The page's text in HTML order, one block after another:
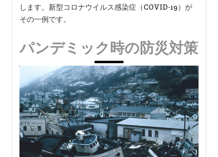
します。新型コロナウイルス感染症（COVID-19）が
その一例です。
パンデミック時の防災対策